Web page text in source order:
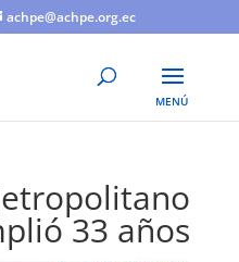
achpe@achpe.org.ec
33 años